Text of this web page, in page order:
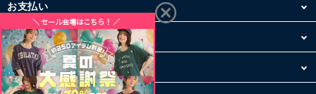
お支払い
配送・送料
お買い物について